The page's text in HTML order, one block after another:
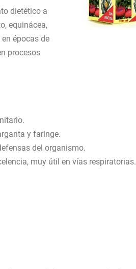
dietético a
equinácea,
épocas de
procesos
y faringe.
del organismo.
muy útil en vías respiratorias.